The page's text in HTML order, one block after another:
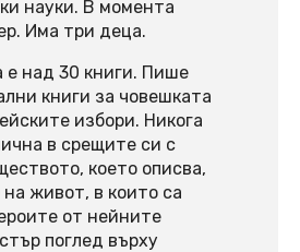
науки. В момента
Има три деца.
е над 30 книги. Пише
книги за човешката
избори. Никога
в срещите си с
което описва,
живот, в които са
от нейните
поглед върху